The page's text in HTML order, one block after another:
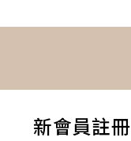
新會員註冊